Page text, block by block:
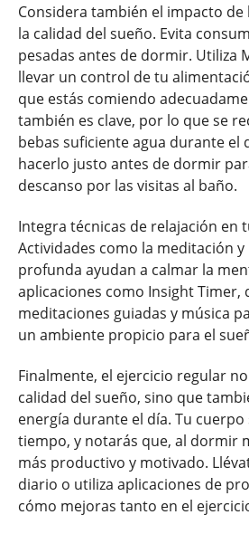
Considera también el impacto
la calidad del sueño. Evita
pesadas antes de dormir. Utiliza
llevar un control de tu
que estás comiendo
también es clave, por lo que se
bebas suficiente agua durante el
hacerlo justo antes de dormir
descanso por las visitas al baño.
Integra técnicas de relajación en
Actividades como la meditación
profunda ayudan a calmar la
aplicaciones como Insight Timer,
meditaciones guiadas y música
un ambiente propicio para el
Finalmente, el ejercicio regular
calidad del sueño, sino que
energía durante el día. Tu
tiempo, y notarás que, al dormir
más productivo y motivado.
diario o utiliza aplicaciones de
cómo mejoras tanto en el